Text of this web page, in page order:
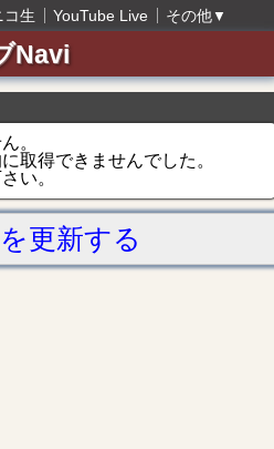
コ生 YouTube Live その他▼
Navi
。
取得できませんでした。
い。
更新する